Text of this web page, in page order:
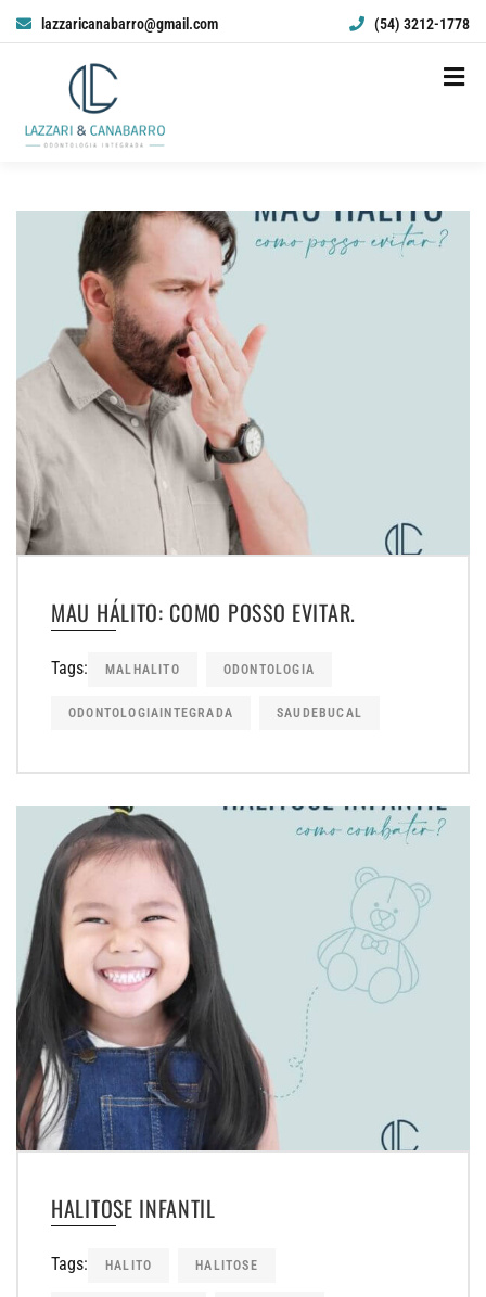
lazzaricanabarro@gmail.com (54) 3212-1778
MAU HÁLITO: COMO POSSO EVITAR.
Tags: MALHALITO ODONTOLOGIA
ODONTOLOGIAINTEGRADA SAUDEBUCAL
HALITOSE INFANTIL
Tags: HALITO HALITOSE